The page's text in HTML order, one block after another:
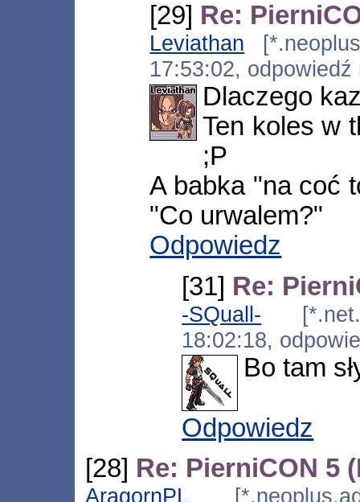
[29] Re:
Leviathan
17:53:02,
Dlaczego
Ten koles w
;P
A babka "na coć
"Co urwalem?"
Odpowiedz
[31] Re:
-SQuall-
18:02:18,
Bo tam
Odpowiedz
[28] Re: PierniCON 5
AragornPL